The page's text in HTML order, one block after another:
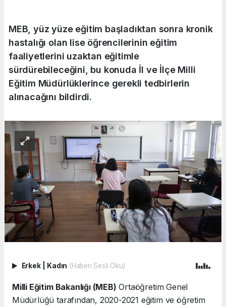
MEB, yüz yüze eğitim başladıktan sonra kronik
hastalığı olan lise öğrencilerinin eğitim
faaliyetlerini uzaktan eğitimle
sürdürebileceğini, bu konuda İl ve İlçe Milli
Eğitim Müdürlüklerince gerekli tedbirlerin
alınacağını bildirdi.
Erkek Kadın (Haberi Sesli Oku)
Milli Eğitim Bakanlığı (MEB) Ortaöğretim Genel
Müdürlüğü tarafından, 2020-2021 eğitim ve öğretim